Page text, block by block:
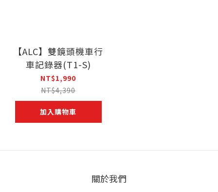
【ALC】雙鏡頭機車行
車記錄器(T1-S)
NT$1,990
NT$4,390
加入購物車
關於我們